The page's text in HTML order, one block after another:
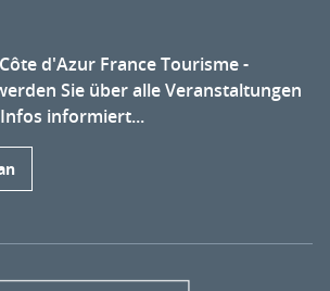
d'Azur France Tourisme -
Sie über alle Veranstaltungen
informiert...